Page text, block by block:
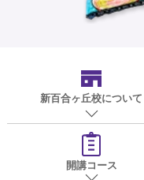
新百合ヶ丘校について
開講コース